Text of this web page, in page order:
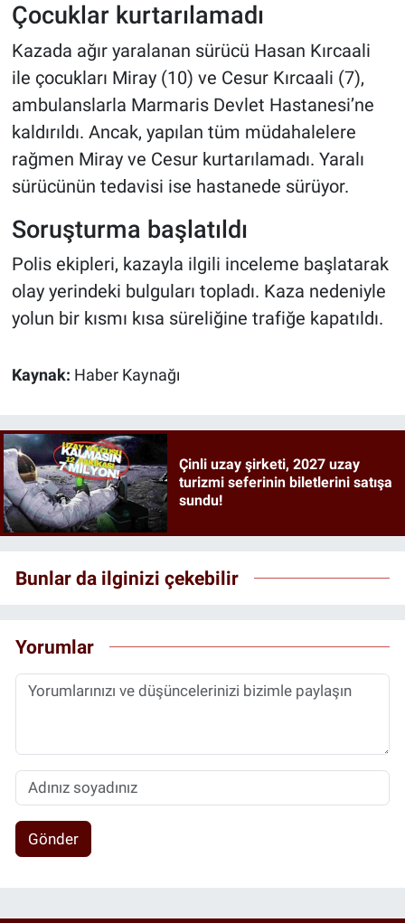
Çocuklar kurtarılamadı
Kazada ağır yaralanan sürücü Hasan Kırcaali
ile çocukları Miray (10) ve Cesur Kırcaali (7),
ambulanslarla Marmaris Devlet Hastanesi’ne
kaldırıldı. Ancak, yapılan tüm müdahalelere
rağmen Miray ve Cesur kurtarılamadı. Yaralı
sürücünün tedavisi ise hastanede sürüyor.
Soruşturma başlatıldı
Polis ekipleri, kazayla ilgili inceleme başlatarak
olay yerindeki bulguları topladı. Kaza nedeniyle
yolun bir kısmı kısa süreliğine trafiğe kapatıldı.
Kaynak: Haber Kaynağı
Çinli uzay şirketi, 2027 uzay
turizmi seferinin biletlerini satışa
sundu!
Bunlar da ilginizi çekebilir
Yorumlar
Gönder